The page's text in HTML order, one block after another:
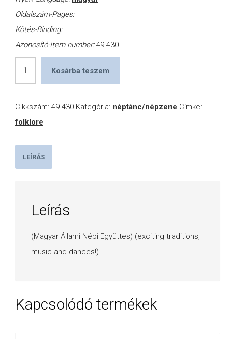
Oldalszám-Pages:
Kötés-Binding:
Azonosító-Item number:49-430
Kosárba teszem
Cikkszám: 49-430 Kategória: néptánc/népzene Címke:
folklore
LEÍRÁS
Leírás
(Magyar Állami Népi Együttes) (exciting traditions,
music and dances!)
Kapcsolódó termékek